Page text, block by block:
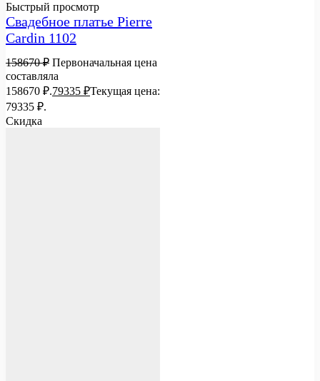
Быстрый просмотр
Свадебное платье Pierre
Cardin 1102
158670₽ Первоначальная цена
составляла
158670 ₽.79335 ₽Текущая цена:
79335 ₽.
Скидка